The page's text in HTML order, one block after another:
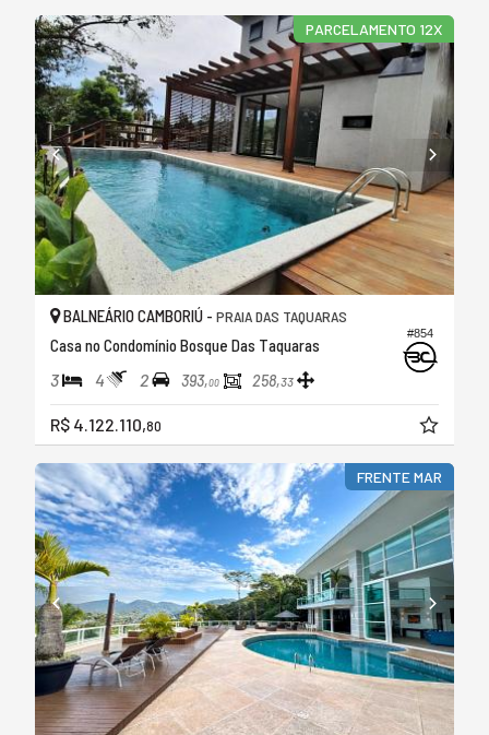
PARCELAMENTO 12X
#854
BALNEÁRIO CAMBORIÚ - PRAIA DAS TAQUARAS
Casa no Condomínio Bosque Das Taquaras
3 4 2 393,00 258,33
R$ 4.122.110,80
FRENTE MAR